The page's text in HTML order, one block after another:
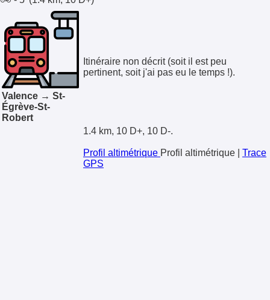
Valence → St-
Égrève-St-
Robert
Itinéraire non décrit (soit il est peu
pertinent, soit j'ai pas eu le temps !).
1.4 km, 10 D+, 10 D-.
Profil altimétrique Profil altimétrique
Trace
GPS